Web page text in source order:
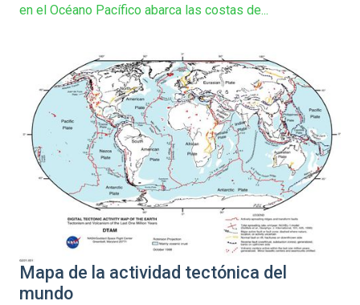
en el Océano Pacífico abarca las costas de...
Mapa de la actividad tectónica del
mundo